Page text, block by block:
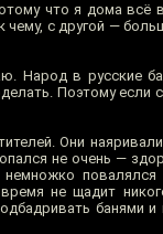
что я дома всё
с другой —
Народ в русские
Поэтому если
Они
не очень —
не щадит
банями